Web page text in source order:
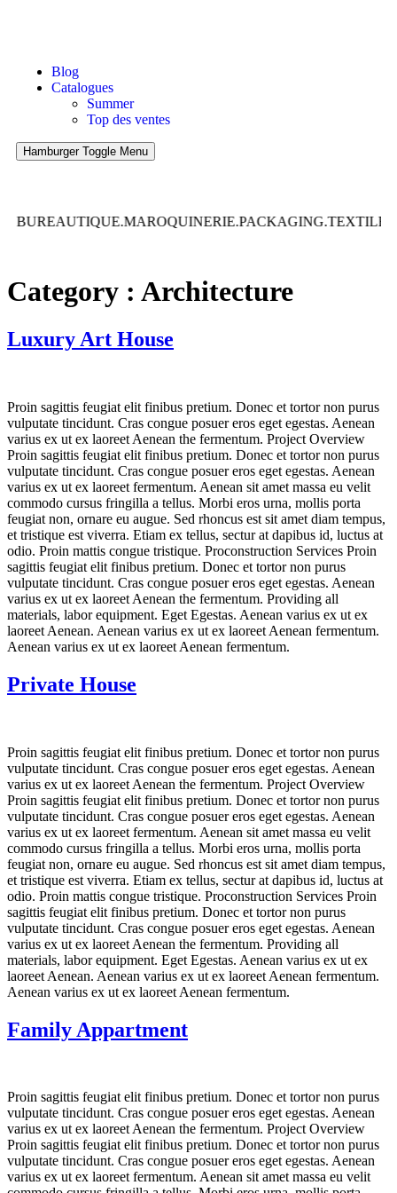
Blog
Catalogues
Summer
Top des ventes
Hamburger Toggle Menu
Category : Architecture
Luxury Art House
Proin sagittis feugiat elit finibus pretium. Donec et tortor non purus
vulputate tincidunt. Cras congue posuer eros eget egestas. Aenean
varius ex ut ex laoreet Aenean the fermentum. Project Overview
Proin sagittis feugiat elit finibus pretium. Donec et tortor non purus
vulputate tincidunt. Cras congue posuer eros eget egestas. Aenean
varius ex ut ex laoreet fermentum. Aenean sit amet massa eu velit
commodo cursus fringilla a tellus. Morbi eros urna, mollis porta
feugiat non, ornare eu augue. Sed rhoncus est sit amet diam tempus,
et tristique est viverra. Etiam ex tellus, sectur at dapibus id, luctus at
odio. Proin mattis congue tristique. Proconstruction Services Proin
sagittis feugiat elit finibus pretium. Donec et tortor non purus
vulputate tincidunt. Cras congue posuer eros eget egestas. Aenean
varius ex ut ex laoreet Aenean the fermentum. Providing all
materials, labor equipment. Eget Egestas. Aenean varius ex ut ex
laoreet Aenean. Aenean varius ex ut ex laoreet Aenean fermentum.
Aenean varius ex ut ex laoreet Aenean fermentum.
Private House
Proin sagittis feugiat elit finibus pretium. Donec et tortor non purus
vulputate tincidunt. Cras congue posuer eros eget egestas. Aenean
varius ex ut ex laoreet Aenean the fermentum. Project Overview
Proin sagittis feugiat elit finibus pretium. Donec et tortor non purus
vulputate tincidunt. Cras congue posuer eros eget egestas. Aenean
varius ex ut ex laoreet fermentum. Aenean sit amet massa eu velit
commodo cursus fringilla a tellus. Morbi eros urna, mollis porta
feugiat non, ornare eu augue. Sed rhoncus est sit amet diam tempus,
et tristique est viverra. Etiam ex tellus, sectur at dapibus id, luctus at
odio. Proin mattis congue tristique. Proconstruction Services Proin
sagittis feugiat elit finibus pretium. Donec et tortor non purus
vulputate tincidunt. Cras congue posuer eros eget egestas. Aenean
varius ex ut ex laoreet Aenean the fermentum. Providing all
materials, labor equipment. Eget Egestas. Aenean varius ex ut ex
laoreet Aenean. Aenean varius ex ut ex laoreet Aenean fermentum.
Aenean varius ex ut ex laoreet Aenean fermentum.
Family Appartment
Proin sagittis feugiat elit finibus pretium. Donec et tortor non purus
vulputate tincidunt. Cras congue posuer eros eget egestas. Aenean
varius ex ut ex laoreet Aenean the fermentum. Project Overview
Proin sagittis feugiat elit finibus pretium. Donec et tortor non purus
vulputate tincidunt. Cras congue posuer eros eget egestas. Aenean
varius ex ut ex laoreet fermentum. Aenean sit amet massa eu velit